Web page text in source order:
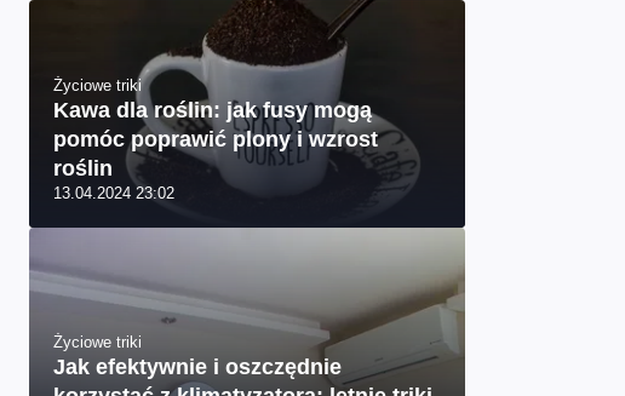
Życiowe triki
Kawa dla roślin: jak fusy mogą
pomóc poprawić plony i wzrost
roślin
13.04.2024 23:02
Życiowe triki
Jak efektywnie i oszczędnie